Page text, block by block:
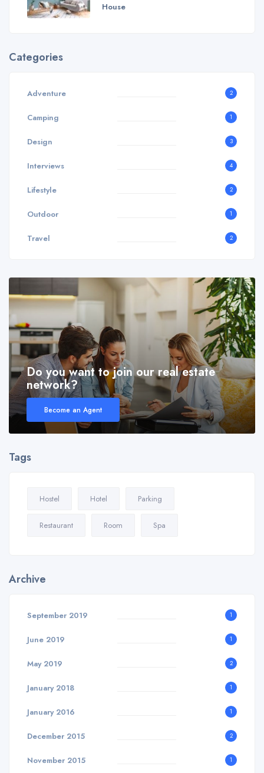
House
Categories
Adventure 2
Camping 1
Design 3
Interviews 4
Lifestyle 2
Outdoor 1
Travel 2
Do you want to join our real estate
network?
Become an Agent
Tags
Hostel Hotel Parking
Restaurant Room Spa
Archive
September 2019 1
June 2019 1
May 2019 2
January 2018 1
January 2016 1
December 2015 2
November 2015 1